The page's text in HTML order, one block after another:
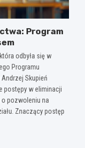
Program
odbyła się w
Programu
Skupień
postępy w eliminacji
pozwoleniu na
Znaczący postęp